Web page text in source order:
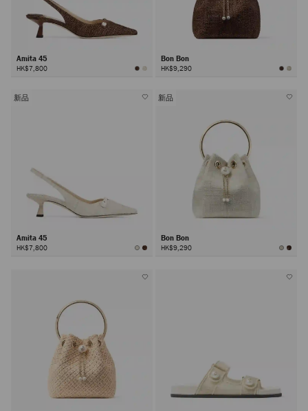
Amita 45
HK$7,800
Bon Bon
HK$9,290
新品
Amita 45
HK$7,800
新品
Bon Bon
HK$9,290